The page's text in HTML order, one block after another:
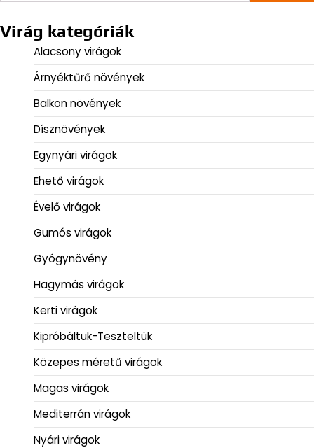
Virág kategóriák
Alacsony virágok
Árnyéktűrő növények
Balkon növények
Dísznövények
Egynyári virágok
Ehető virágok
Évelő virágok
Gumós virágok
Gyógynövény
Hagymás virágok
Kerti virágok
Kipróbáltuk-Teszteltük
Közepes méretű virágok
Magas virágok
Mediterrán virágok
Nyári virágok